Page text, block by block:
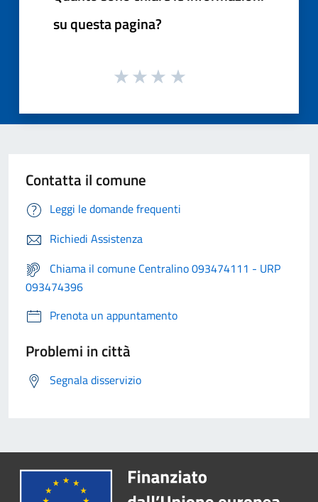
su questa pagina?
Contatta il comune
Leggi le domande frequenti
Richiedi Assistenza
Chiama il comune Centralino 093474111 - URP
093474396
Prenota un appuntamento
Problemi in città
Segnala disservizio